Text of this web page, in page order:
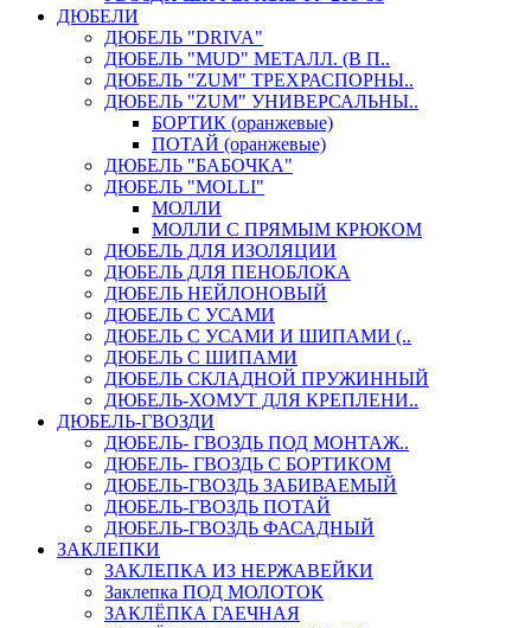
ДЮБЕЛИ
ДЮБЕЛЬ "DRIVA"
ДЮБЕЛЬ "MUD" МЕТАЛЛ. (В П..
ДЮБЕЛЬ "ZUM" ТРЕХРАСПОРНЫ..
ДЮБЕЛЬ "ZUM" УНИВЕРСАЛЬНЫ..
БОРТИК (оранжевые)
ПОТАЙ (оранжевые)
ДЮБЕЛЬ "БАБОЧКА"
ДЮБЕЛЬ "МOLLI"
МОЛЛИ
МОЛЛИ С ПРЯМЫМ КРЮКОМ
ДЮБЕЛЬ ДЛЯ ИЗОЛЯЦИИ
ДЮБЕЛЬ ДЛЯ ПЕНОБЛОКА
ДЮБЕЛЬ НЕЙЛОНОВЫЙ
ДЮБЕЛЬ С УСАМИ
ДЮБЕЛЬ С УСАМИ И ШИПАМИ (..
ДЮБЕЛЬ С ШИПАМИ
ДЮБЕЛЬ СКЛАДНОЙ ПРУЖИННЫЙ
ДЮБЕЛЬ-ХОМУТ ДЛЯ КРЕПЛЕНИ..
ДЮБЕЛЬ-ГВОЗДИ
ДЮБЕЛЬ- ГВОЗДЬ ПОД МОНТАЖ..
ДЮБЕЛЬ- ГВОЗДЬ С БОРТИКОМ
ДЮБЕЛЬ-ГВОЗДЬ ЗАБИВАЕМЫЙ
ДЮБЕЛЬ-ГВОЗДЬ ПОТАЙ
ДЮБЕЛЬ-ГВОЗДЬ ФАСАДНЫЙ
ЗАКЛЕПКИ
ЗАКЛЕПКА ИЗ НЕРЖАВЕЙКИ
Заклепка ПОД МОЛОТОК
ЗАКЛЁПКА ГАЕЧНАЯ